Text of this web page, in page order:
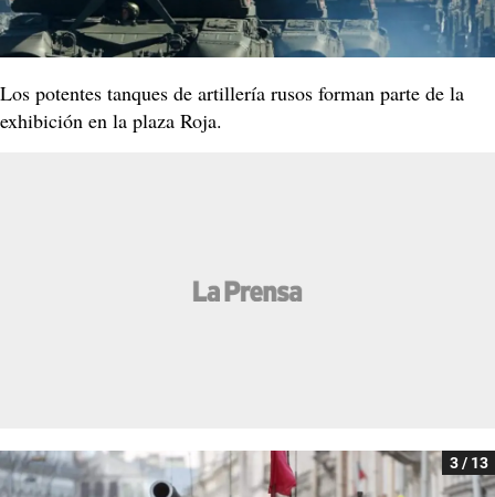
Los potentes tanques de artillería rusos forman parte de la
exhibición en la plaza Roja.
3 / 13